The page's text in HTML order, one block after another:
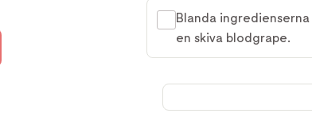
Blanda
en skiva blodgrape.